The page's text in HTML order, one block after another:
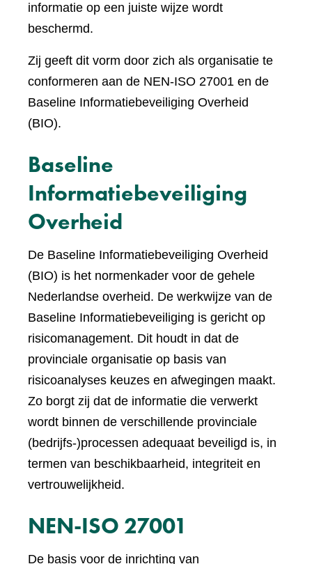
informatie op een juiste wijze wordt
beschermd.
Zij geeft dit vorm door zich als organisatie te
conformeren aan de NEN-ISO 27001 en de
Baseline Informatiebeveiliging Overheid
(BIO).
Baseline
Informatiebeveiliging
Overheid
De Baseline Informatiebeveiliging Overheid
(BIO) is het normenkader voor de gehele
Nederlandse overheid. De werkwijze van de
Baseline Informatiebeveiliging is gericht op
risicomanagement. Dit houdt in dat de
provinciale organisatie op basis van
risicoanalyses keuzes en afwegingen maakt.
Zo borgt zij dat de informatie die verwerkt
wordt binnen de verschillende provinciale
(bedrijfs-)processen adequaat beveiligd is, in
termen van beschikbaarheid, integriteit en
vertrouwelijkheid.
NEN-ISO 27001
De basis voor de inrichting van